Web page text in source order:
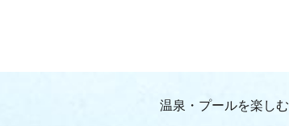
温泉・プールを楽しむ